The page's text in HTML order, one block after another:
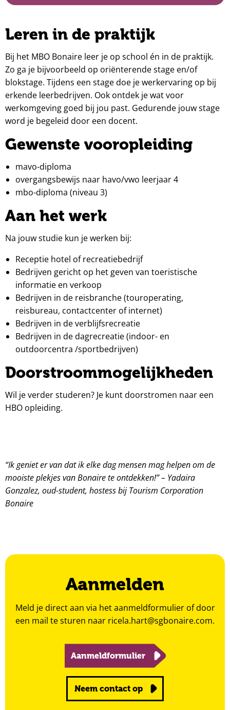
Leren in de praktijk
Bij het MBO Bonaire leer je op school én in de praktijk.
Zo ga je bijvoorbeeld op oriënterende stage en/of
blokstage. Tijdens een stage doe je werkervaring op bij
erkende leerbedrijven. Ook ontdek je wat voor
werkomgeving goed bij jou past. Gedurende jouw stage
word je begeleid door een docent.
Gewenste vooropleiding
mavo-diploma
overgangsbewijs naar havo/vwo leerjaar 4
mbo-diploma (niveau 3)
Aan het werk
Na jouw studie kun je werken bij:
Receptie hotel of recreatiebedrijf
Bedrijven gericht op het geven van toeristische
informatie en verkoop
Bedrijven in de reisbranche (touroperating,
reisbureau, contactcenter of internet)
Bedrijven in de verblijfsrecreatie
Bedrijven in de dagrecreatie (indoor- en
outdoorcentra /sportbedrijven)
Doorstroommogelijkheden
Wil je verder studeren? Je kunt doorstromen naar een
HBO opleiding.
“Ik geniet er van dat ik elke dag mensen mag helpen om de
mooiste plekjes van Bonaire te ontdekken!” – Yadaira
Gonzalez, oud-student, hostess bij Tourism Corporation
Bonaire
Aanmelden
Meld je direct aan via het aanmeldformulier of door
een mail te sturen naar ricela.hart@sgbonaire.com.
Aanmeldformulier
Neem contact op